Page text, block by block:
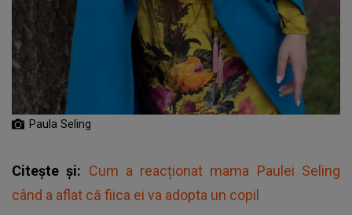
Paula Seling
Citește și: Cum a reacționat mama Paulei Seling
când a aflat că fiica ei va adopta un copil